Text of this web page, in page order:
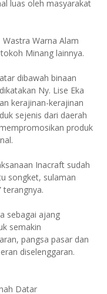
luas oleh masyarakat
Warna Alam
Minang lainnya.
dibawah binaan
Ny. Lise Eka
kerajinan-kerajinan
sejenis dari daerah
produk
Inacraft sudah
songket, sulaman
terangnya.
sebagai ajang
semakin
pangsa pasar dan
diselenggaran.
Datar